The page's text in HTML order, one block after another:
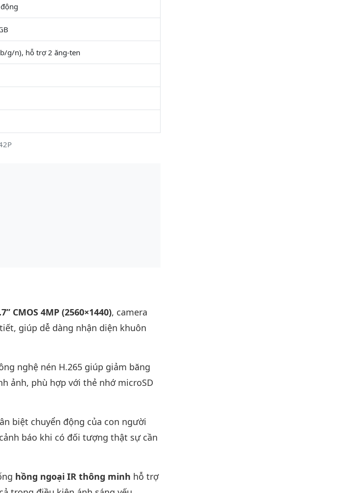
g/n), hỗ trợ 2 ăng-ten
CMOS 4MP (2560×1440), camera
giúp dễ dàng nhận diện khuôn
nghệ nén H.265 giúp giảm băng
ảnh, phù hợp với thẻ nhớ microSD
biệt chuyển động của con người
báo khi có đối tượng thật sự cần
hồng ngoại IR thông minh hỗ trợ